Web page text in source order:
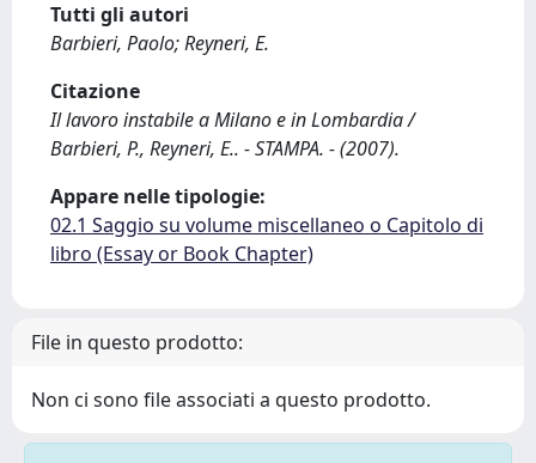
Tutti gli autori
Barbieri, Paolo; Reyneri, E.
Citazione
Il lavoro instabile a Milano e in Lombardia /
Barbieri, P., Reyneri, E.. - STAMPA. - (2007).
Appare nelle tipologie:
02.1 Saggio su volume miscellaneo o Capitolo di
libro (Essay or Book Chapter)
File in questo prodotto:
Non ci sono file associati a questo prodotto.